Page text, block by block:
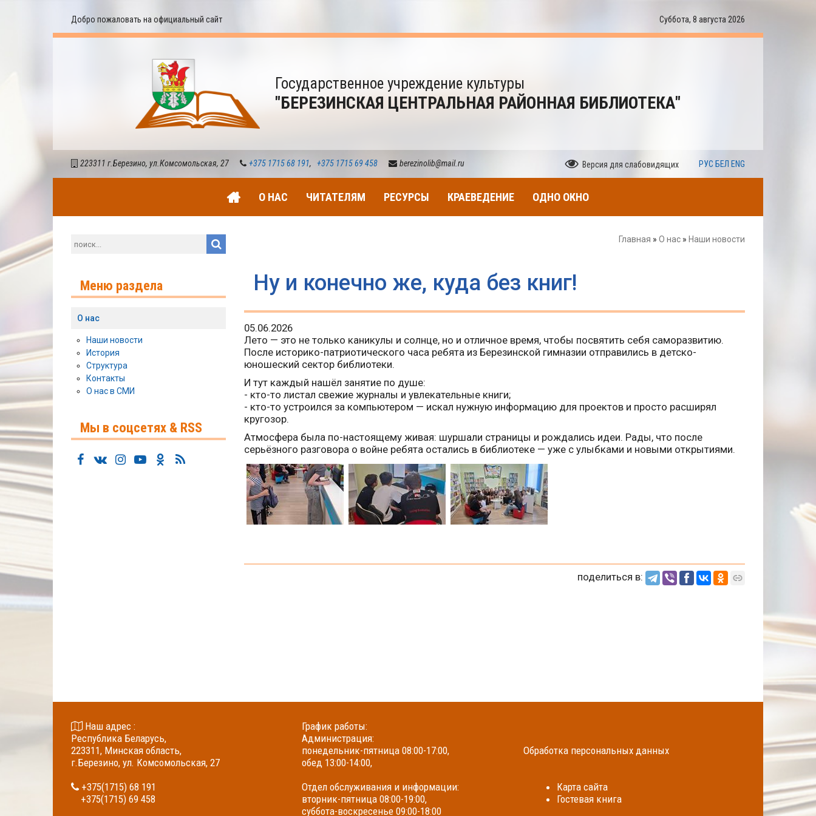
Добро пожаловать на официальный сайт Суббота, 8 августа 2026
Государственное учреждение культуры
"БЕРЕЗИНСКАЯ ЦЕНТРАЛЬНАЯ РАЙОННАЯ БИБЛИОТЕКА"
223311 г.Березино, ул.Комсомольская, 27 +375 1715 68 191, +375 1715 69 458 berezinolib@mail.ru Версия для слабовидящих РУС БЕЛ ENG
О НАС ЧИТАТЕЛЯМ РЕСУРСЫ КРАЕВЕДЕНИЕ ОДНО ОКНО
Главная » О нас » Наши новости
Ну и конечно же, куда без книг!
05.06.2026
Лето — это не только каникулы и солнце, но и отличное время, чтобы посвятить себя саморазвитию.
После историко-патриотического часа ребята из Березинской гимназии отправились в детско-
юношеский сектор библиотеки.
И тут каждый нашёл занятие по душе:
- кто-то листал свежие журналы и увлекательные книги;
- кто-то устроился за компьютером — искал нужную информацию для проектов и просто расширял
кругозор.
Атмосфера была по-настоящему живая: шуршали страницы и рождались идеи. Рады, что после
серьёзного разговора о войне ребята остались в библиотеке — уже с улыбками и новыми открытиями.
поделиться в:
Меню раздела
О нас
Наши новости
История
Структура
Контакты
О нас в СМИ
Мы в соцсетях & RSS
Наш адрес :
Республика Беларусь,
223311, Минская область,
г.Березино, ул. Комсомольская, 27
+375(1715) 68 191
+375(1715) 69 458
График работы:
Администрация:
понедельник-пятница 08:00-17:00,
обед 13:00-14:00,
Отдел обслуживания и информации:
вторник-пятница 08:00-19:00,
суббота-воскресенье 09:00-18:00
Обработка персональных данных
Карта сайта
Гостевая книга